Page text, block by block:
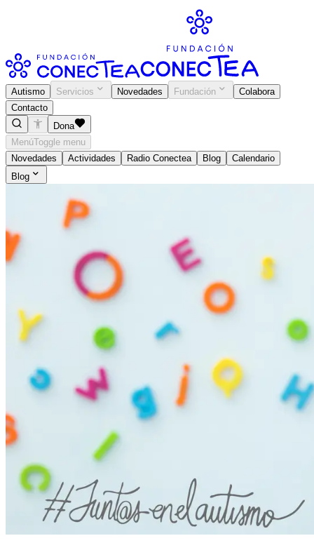
Autismo Servicios Novedades Fundación
Colabora
Contacto
Dona
MenúToggle menu
Novedades
Actividades Radio Conectea Blog
Calendario
Blog